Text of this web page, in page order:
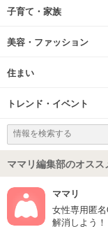
子育て・家族
美容・ファッション
住まい
トレンド・イベント
ママリ編集部のオスス
ママリ
女性専用匿
解消しよう！